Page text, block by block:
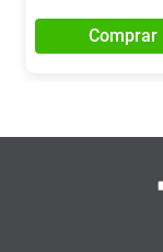
Comprar